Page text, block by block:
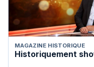
MAGAZINE HISTORIQUE
Historiquement